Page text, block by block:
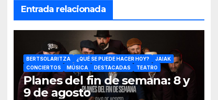
Entrada relacionada
BERTSOLARITZA ¿QUÉ SE PUEDE HACER HOY?
JAIAK
CONCIERTOS
MÚSICA DESTACADAS TEATRO
Planes del fin de semana: 8 y
9 de agosto